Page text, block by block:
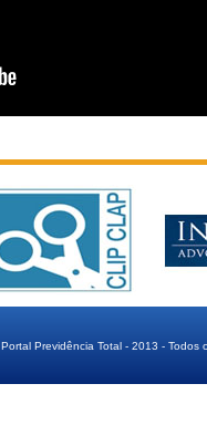
Portal Previdência Total - 2013 - Todos